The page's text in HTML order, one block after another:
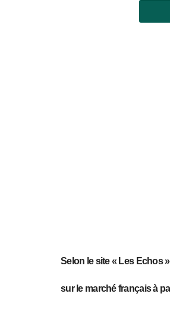
Selon le site « Les Echos
sur le marché français à